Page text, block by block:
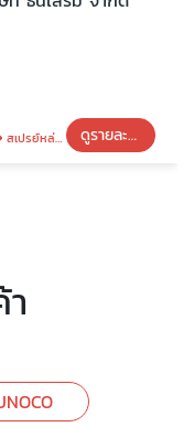
สเปรย์หล่อลื่นอเนกประสงค์ DS Multilube Spray ดูรายละเอียด